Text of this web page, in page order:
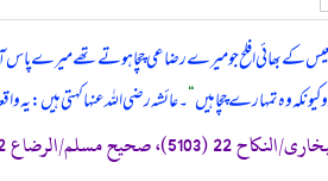
کے بھائی افلح جو میرے رضاعی چچا ہوتے تھے میرے
وہ تمہارے چچا ہیں“۔ عائشہ رضی اللہ عنہا کہتی ہیں:
الأشراف: 16597)، موطا امام مالک/الرضاع 1 (3)، مسند احمد (6/177) (صحیح)»